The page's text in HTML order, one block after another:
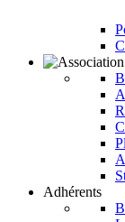
Adhérents